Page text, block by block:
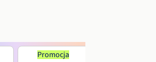
Promocja